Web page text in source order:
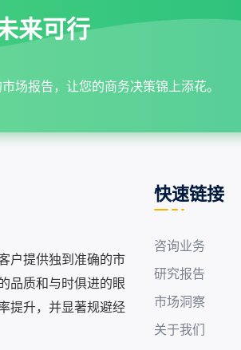
来可行
场报告，让您的商务决策锦上添花。
户提供独到准确的市
品质和与时俱进的眼
提升，并显著规避经
快速链接
咨询业务
研究报告
市场洞察
关于我们